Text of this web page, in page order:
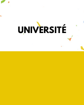
UNIVERSITÉ